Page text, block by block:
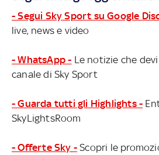
- Segui Sky Sport su Google
live, news e video
- WhatsApp - Le notizie che
canale di Sky Sport
- Guarda tutti gli Highlights -
SkyLightsRoom
- Offerte Sky - Scopri le